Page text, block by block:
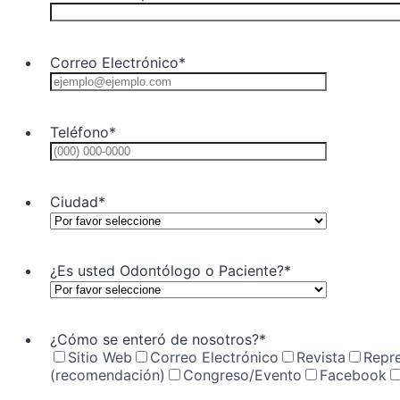
Correo Electrónico*
Teléfono*
Ciudad*
¿Es usted Odontólogo o Paciente?*
¿Cómo se enteró de nosotros?*
Sitio Web
Correo Electrónico Revista
(recomendación)
Congreso/Evento Facebook